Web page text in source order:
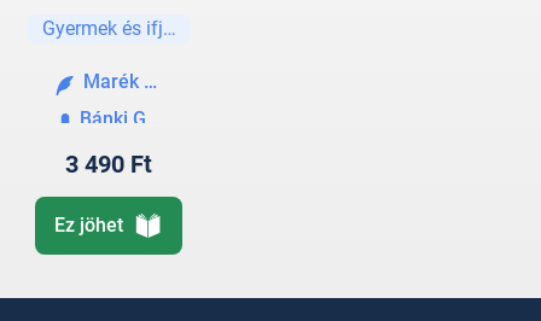
Gyermek és ifjúsági
Marék Veronika
Bánki Gergely
3 490 Ft
Ez jöhet